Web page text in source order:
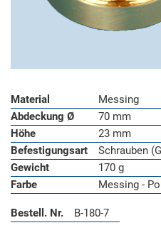
Material
Messing
Abdeckung Ø
70 mm
Höhe
23 mm
Befestigungsart
Schrauben
Gewicht
170 g
Farbe
Messing -
Bestell. Nr. B-180-7